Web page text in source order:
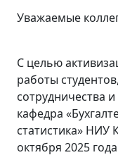
Уважаемые
С целью
работы
сотрудничества
кафедра
статистика» НИУ
октября